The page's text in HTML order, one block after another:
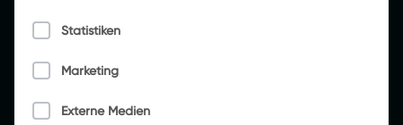
gelegentliche Pausen, und ein gutes
wichtig, damit Mitarbeitende ihren Aufgaben
nachkommen. Dennoch ist und bleibt es
Statistiken
Marketing
Externe Medien